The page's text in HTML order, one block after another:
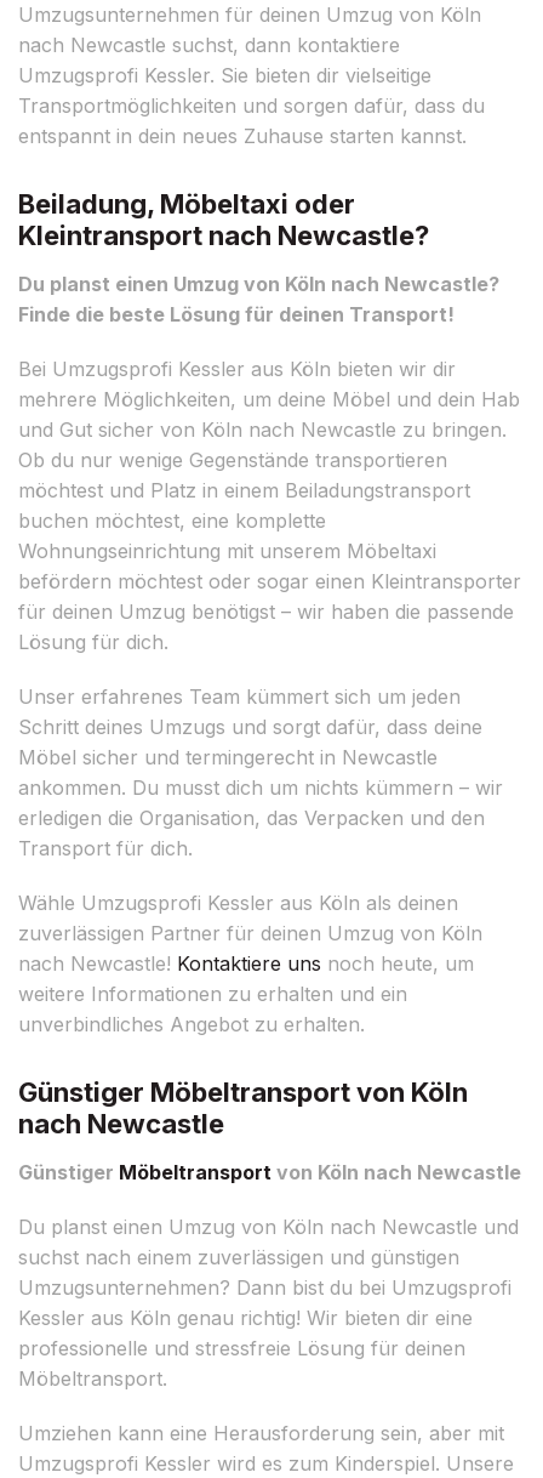
Umzugsunternehmen für deinen Umzug von Köln
nach Newcastle suchst, dann kontaktiere
Umzugsprofi Kessler. Sie bieten dir vielseitige
Transportmöglichkeiten und sorgen dafür, dass du
entspannt in dein neues Zuhause starten kannst.
Beiladung, Möbeltaxi oder
Kleintransport nach Newcastle?
Du planst einen Umzug von Köln nach Newcastle?
Finde die beste Lösung für deinen Transport!
Bei Umzugsprofi Kessler aus Köln bieten wir dir
mehrere Möglichkeiten, um deine Möbel und dein Hab
und Gut sicher von Köln nach Newcastle zu bringen.
Ob du nur wenige Gegenstände transportieren
möchtest und Platz in einem Beiladungstransport
buchen möchtest, eine komplette
Wohnungseinrichtung mit unserem Möbeltaxi
befördern möchtest oder sogar einen Kleintransporter
für deinen Umzug benötigst – wir haben die passende
Lösung für dich.
Unser erfahrenes Team kümmert sich um jeden
Schritt deines Umzugs und sorgt dafür, dass deine
Möbel sicher und termingerecht in Newcastle
ankommen. Du musst dich um nichts kümmern – wir
erledigen die Organisation, das Verpacken und den
Transport für dich.
Wähle Umzugsprofi Kessler aus Köln als deinen
zuverlässigen Partner für deinen Umzug von Köln
nach Newcastle! Kontaktiere uns noch heute, um
weitere Informationen zu erhalten und ein
unverbindliches Angebot zu erhalten.
Günstiger Möbeltransport von Köln
nach Newcastle
Günstiger Möbeltransport von Köln nach Newcastle
Du planst einen Umzug von Köln nach Newcastle und
suchst nach einem zuverlässigen und günstigen
Umzugsunternehmen? Dann bist du bei Umzugsprofi
Kessler aus Köln genau richtig! Wir bieten dir eine
professionelle und stressfreie Lösung für deinen
Möbeltransport.
Umziehen kann eine Herausforderung sein, aber mit
Umzugsprofi Kessler wird es zum Kinderspiel. Unsere